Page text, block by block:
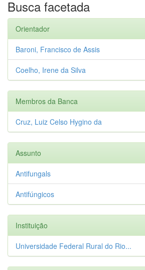
Busca facetada
Orientador
Baroni, Francisco de Assis
Coelho, Irene da Silva
Membros da Banca
Cruz, Luiz Celso Hygino da
Assunto
Antifungals
Antifúngicos
Instituição
Universidade Federal Rural do Rio...